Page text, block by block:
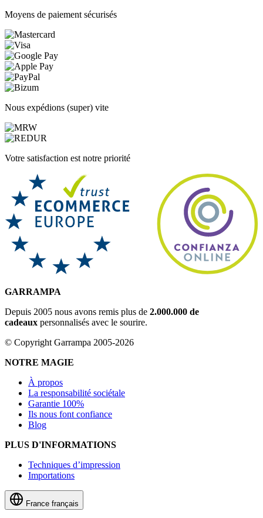
Moyens de paiement sécurisés
Nous expédions (super) vite
Votre satisfaction est notre priorité
GARRAMPA
Depuis 2005 nous avons remis plus de 2.000.000 de
cadeaux personnalisés avec le sourire.
© Copyright Garrampa 2005-2026
NOTRE MAGIE
À propos
La responsabilité sociétale
Garantie 100%
Ils nous font confiance
Blog
PLUS D'INFORMATIONS
Techniques d’impression
Importations
France français